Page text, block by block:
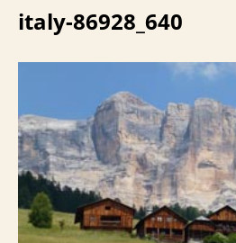
italy-86928_640